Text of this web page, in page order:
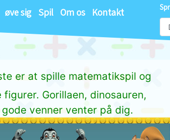
øve sig Spil Om os Kontakt
er at spille matematikspil og
Gorillaen, dinosauren,
venner venter på dig.